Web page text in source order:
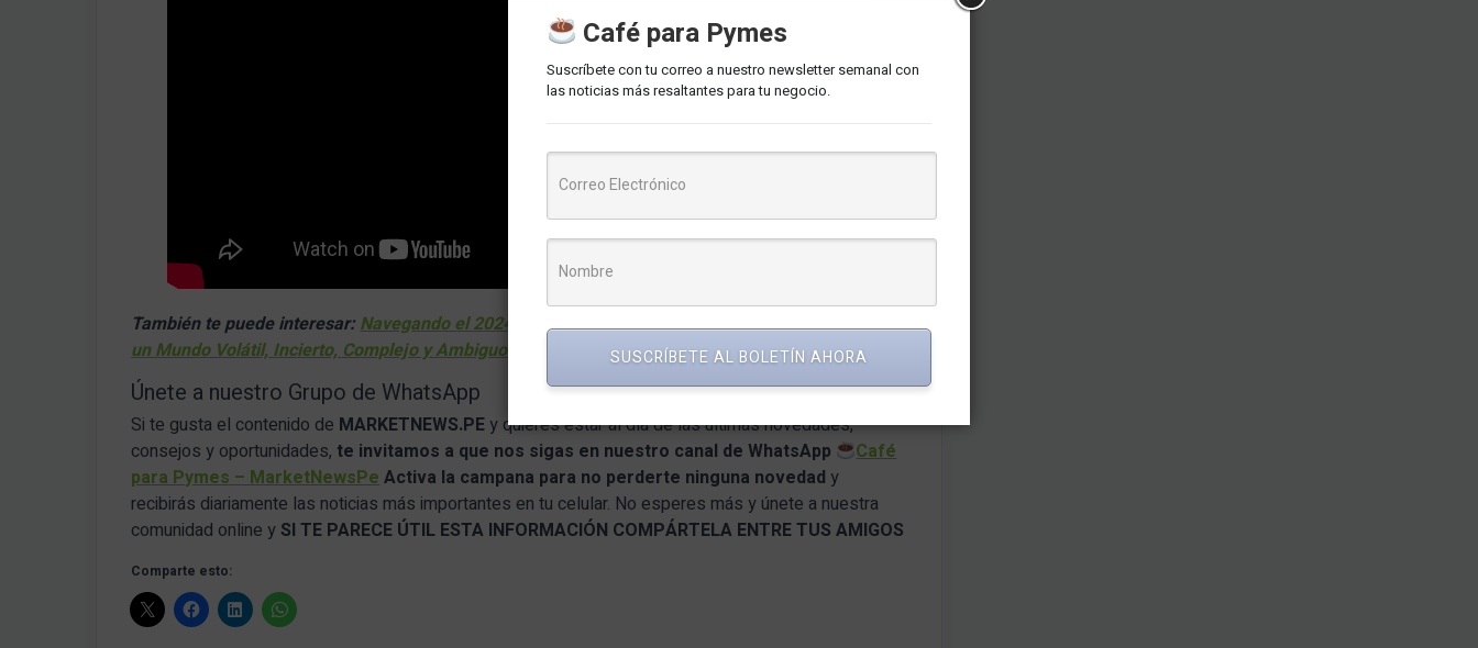
También te puede interesar:Navegando el 2024: Claves Financieras para el Éxito Empresarial en
un Mundo Volátil, Incierto, Complejo y Ambiguo (marketnews.pe)
Únete a nuestro Grupo de WhatsApp
Si te gusta el contenido de MARKETNEWS.PE y quieres estar al día de las últimas novedades,
consejos y oportunidades, te invitamos a que nos sigas en nuestro canal de WhatsApp
Café
para Pymes – MarketNewsPeActiva la campana para no perderte ninguna novedad y
recibirás diariamente las noticias más importantes en tu celular. No esperes más y únete a nuestra
comunidad online y SI TE PARECE ÚTIL ESTA INFORMACIÓN COMPÁRTELA ENTRE TUS AMIGOS
Comparte esto:
Café para Pymes
Suscríbete con tu correo a nuestro newsletter semanal con
las noticias más resaltantes para tu negocio.
SUSCRÍBETE AL BOLETÍN AHORA